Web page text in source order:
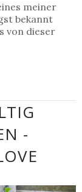
meiner
bekannt
von dieser
-